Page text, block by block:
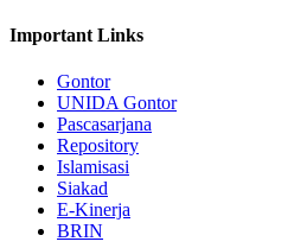
Important Links
Gontor
UNIDA Gontor
Pascasarjana
Repository
Islamisasi
Siakad
E-Kinerja
BRIN